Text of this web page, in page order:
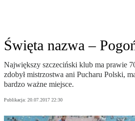
Święta nazwa –
Największy szczeciński klub ma prawie
zdobył mistrzostwa ani Pucharu Polski,
bardzo ważne miejsce.
Publikacja: 20.07.2017 22:30